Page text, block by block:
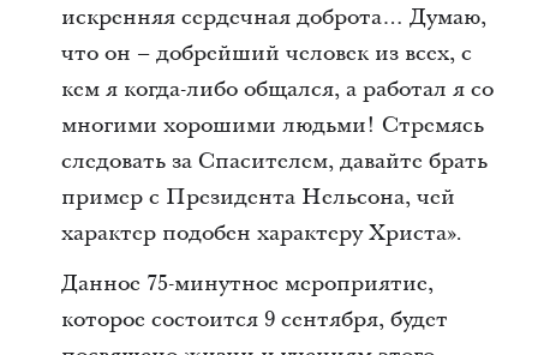
искренняя сердечная доброта… Думаю,
что он – добрейший человек из всех, с
кем я когда-либо общался, а работал я со
многими хорошими людьми! Стремясь
следовать за Спасителем, давайте брать
пример с Президента Нельсона, чей
характер подобен характеру Христа».
Данное 75-минутное мероприятие,
которое состоится 9 сентября, будет